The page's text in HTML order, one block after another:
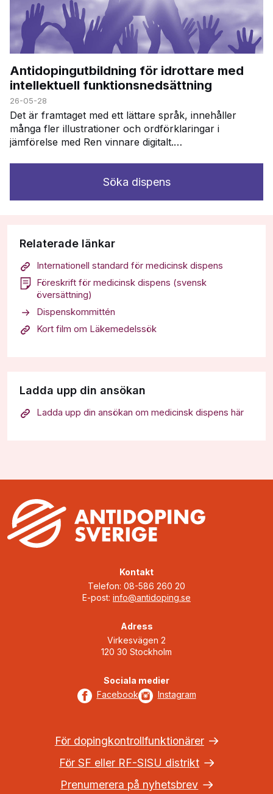
Antidopingutbildning för idrottare med
intellektuell funktionsnedsättning
26-05-28
Det är framtaget med ett lättare språk, innehåller
många fler illustrationer och ordförklaringar i
jämförelse med Ren vinnare digitalt.
Söka dispens
Relaterade länkar
Internationell standard för medicinsk dispens
Föreskrift för medicinsk dispens (svensk
översättning)
Dispenskommittén
Kort film om Läkemedelssök
Ladda upp din ansökan
Ladda upp din ansökan om medicinsk dispens här
Kontakt
Telefon: 08-586 260 20
E-post: info@antidoping.se
Adress
Virkesvägen 2
120 30 Stockholm
Sociala medier
Facebook
Instagram
För dopingkontrollfunktionärer
För SF eller RF-SISU distrikt
Prenumerera på nyhetsbrev